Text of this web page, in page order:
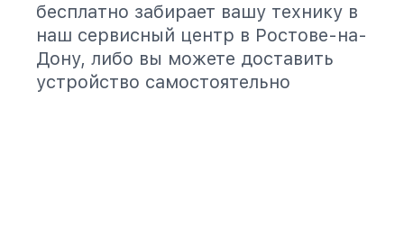
бесплатно забирает вашу технику в
наш сервисный центр в Ростове-на-
Дону, либо вы можете доставить
устройство самостоятельно